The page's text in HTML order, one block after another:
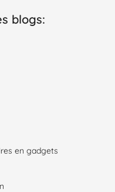
blogs:
en gadgets